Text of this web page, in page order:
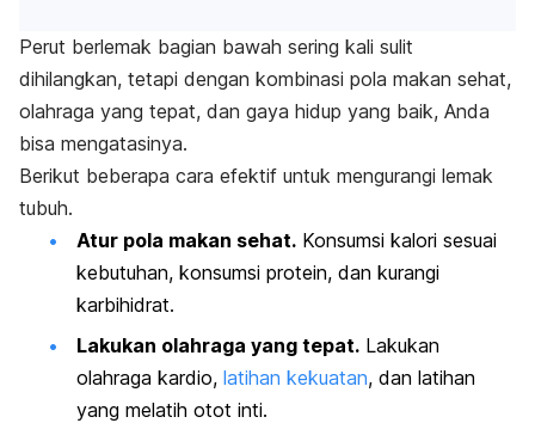
Perut berlemak bagian bawah sering kali sulit
dihilangkan, tetapi dengan kombinasi pola makan sehat,
olahraga yang tepat, dan gaya hidup yang baik, Anda
bisa mengatasinya.
Berikut beberapa cara efektif untuk mengurangi lemak
tubuh.
Atur pola makan sehat. Konsumsi kalori sesuai
kebutuhan, konsumsi protein, dan kurangi
karbihidrat.
Lakukan olahraga yang tepat. Lakukan
olahraga kardio, latihan kekuatan, dan latihan
yang melatih otot inti.